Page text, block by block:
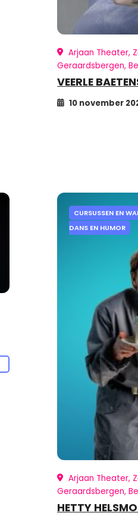
Arjaan Theater,
Geraardsbergen,
VEERLE
10 november
CURSUSSEN EN
DANS EN HUMOR
Arjaan Theater,
Geraardsbergen,
HETTY